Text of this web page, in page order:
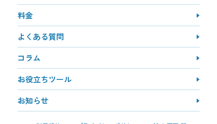
料金
よくある質問
コラム
お役立ちツール
お知らせ